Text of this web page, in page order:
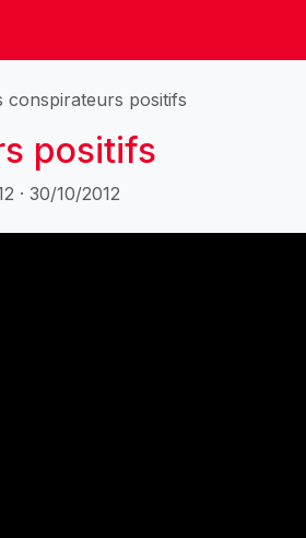
conspirateurs positifs
positifs
· 30/10/2012